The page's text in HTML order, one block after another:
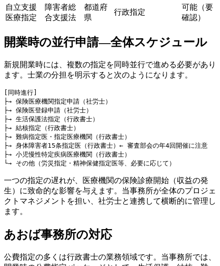
自立支援
医療指定
障害者総
合支援法
都道府
県
行政指定
可能（要
確認）
開業時の並行申請—全体スケジュール
新規開業時には、複数の指定を同時並行で進める必要があり
ます。士業の分担を明示すると次のようになります。
[同時進行]
├→ 保険医療機関指定申請（社労士）
├→ 保険医登録申請（社労士）
├→ 生活保護法指定（行政書士）
├→ 結核指定（行政書士）
├→ 難病指定医・指定医療機関（行政書士）
├→ 身体障害者15条指定医（行政書士）← 審査部会の年4回開催に注意
├→ 小児慢性特定疾病医療機関（行政書士）
一つの指定の遅れが、医療機関の保険診療開始（収益の発
生）に致命的な影響を与えます。当事務所が全体のプロジェ
クトマネジメントを担い、社労士と連携して横断的に管理し
ます。
あおば事務所の対応
公費指定の多くは行政書士の業務領域です。当事務所では、